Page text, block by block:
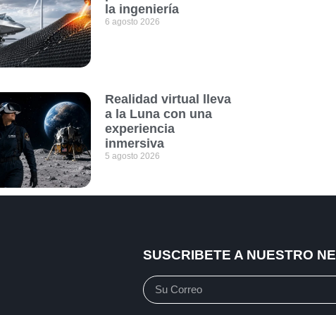
la ingeniería
6 agosto 2026
Realidad virtual lleva
a la Luna con una
experiencia
inmersiva
5 agosto 2026
SUSCRIBETE A NUESTRO